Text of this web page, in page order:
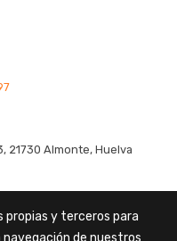
21730 Almonte, Huelva
propias y terceros para
de nuestros